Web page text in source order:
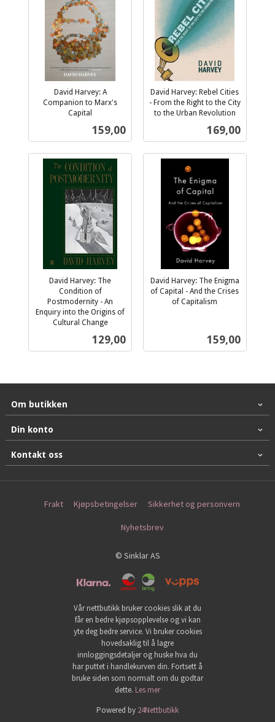
David Harvey: A
Companion to Marx's
Capital
Pris
159,00
David Harvey: Rebel Cities
- From the Right to the City
to the Urban Revolution
Pris
169,00
David Harvey: The
Condition of
Postmodernity - An
Enquiry into the Origins of
Cultural Change
Pris
129,00
David Harvey: The Enigma
of Capital - And the Crises
of Capitalism
Pris
159,00
Om butikken
Din konto
Kontakt oss
Frakt Kjøpsbetingelser Sikkerhet og personvern
Nyhetsbrev
© Sinklar AS
Vår nettbutikk bruker cookies slik at du
får en bedre kjøpsopplevelse og vi kan
yte deg bedre service. Vi bruker cookies
hovedsaklig til å lagre
innloggingsdetaljer og huske hva du
har puttet i handlekurven din. Fortsett å
bruke siden som normalt om du godtar
dette. Les mer
Powered by 24Nettbutikk